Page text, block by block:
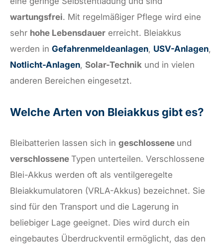
wartungsfrei. Mit regelmäßiger Pflege wird eine
sehr hohe Lebensdauer erreicht. Bleiakkus
werden in Gefahrenmeldeanlagen, USV-Anlagen,
Notlicht-Anlagen, Solar-Technik und in vielen
anderen Bereichen eingesetzt.
Welche Arten von Bleiakkus gibt es?
Bleibatterien lassen sich in geschlossene und
verschlossene Typen unterteilen. Verschlossene
Blei-Akkus werden oft als ventilgeregelte
Bleiakkumulatoren (VRLA-Akkus) bezeichnet. Sie
sind für den Transport und die Lagerung in
beliebiger Lage geeignet. Dies wird durch ein
eingebautes Überdruckventil ermöglicht, das den